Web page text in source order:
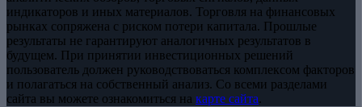
индикаторов и иных материалов. Торговля на финансовых
рынках сопряжена с риском потери капитала. Прошлые
результаты не гарантируют аналогичных результатов в
будущем. При принятии инвестиционных решений
пользователь должен руководствоваться комплексом факторов
и полагаться на собственный анализ. Со всеми разделами
сайта вы можете ознакомиться на карте сайта.